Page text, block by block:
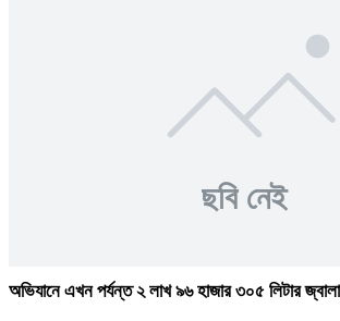
ছবি নেই
অভিযানে এখন পর্যন্ত ২ লাখ ৯৬ হাজার ৩০৫ লিটার